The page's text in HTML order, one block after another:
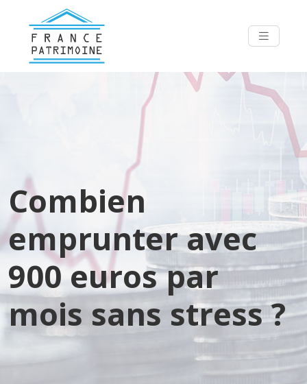
Combien
emprunter avec
900 euros par
mois sans stress ?